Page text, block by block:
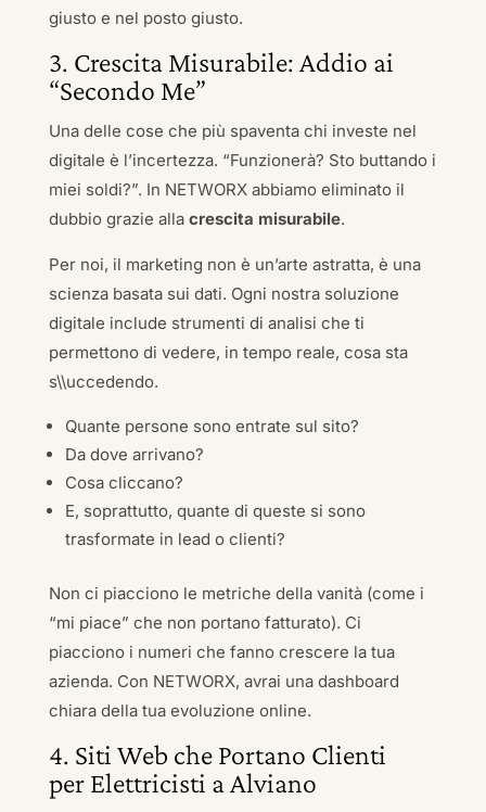
giusto e nel posto giusto.
3. Crescita Misurabile: Addio ai
“Secondo Me”
Una delle cose che più spaventa chi investe nel
digitale è l’incertezza. “Funzionerà? Sto buttando i
miei soldi?”. In NETWORX abbiamo eliminato il
dubbio grazie alla crescita misurabile.
Per noi, il marketing non è un’arte astratta, è una
scienza basata sui dati. Ogni nostra soluzione
digitale include strumenti di analisi che ti
permettono di vedere, in tempo reale, cosa sta
s\\uccedendo.
Quante persone sono entrate sul sito?
Da dove arrivano?
Cosa cliccano?
E, soprattutto, quante di queste si sono
trasformate in lead o clienti?
Non ci piacciono le metriche della vanità (come i
“mi piace” che non portano fatturato). Ci
piacciono i numeri che fanno crescere la tua
azienda. Con NETWORX, avrai una dashboard
chiara della tua evoluzione online.
4. Siti Web che Portano Clienti
per Elettricisti a Alviano